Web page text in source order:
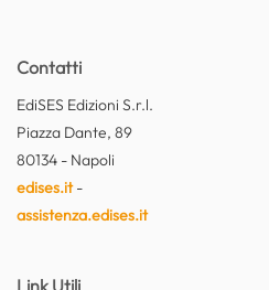
Contatti
EdiSES Edizioni S.r.l.
Piazza Dante, 89
80134 - Napoli
edises.it-
assistenza.edises.it
Link Utili